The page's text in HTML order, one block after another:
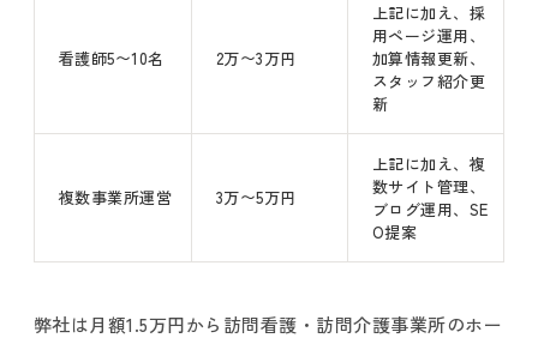
看護師5〜10名 2万〜3万円
上記に加え、採
用ページ運用、
加算情報更新、
スタッフ紹介更
新
複数事業所運営 3万〜5万円
上記に加え、複
数サイト管理、
ブログ運用、SE
O提案
弊社は月額1.5万円から訪問看護・訪問介護事業所のホー